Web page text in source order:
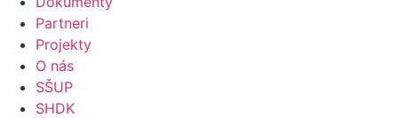
Partneri
Projekty
O nás
SŠUP
SHDK